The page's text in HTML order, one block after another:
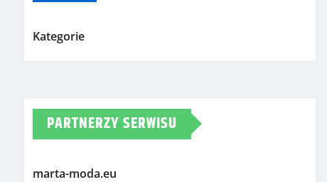
Kategorie
PARTNERZY SERWISU
marta-moda.eu